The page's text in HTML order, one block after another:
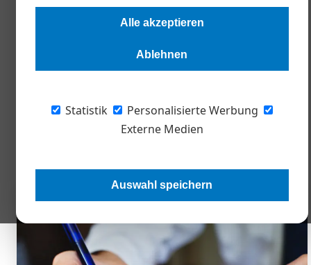
Alle akzeptieren
Ablehnen
Statistik
Personalisierte Werbung
Externe Medien
Auswahl speichern
Die Mehrheit der Unternehmen halten laut einer gemeinsamen
Nachhaltigkeitsberichterstattung nach den europäischen ESG-
Standards fest – lässt sich daraus ein neues